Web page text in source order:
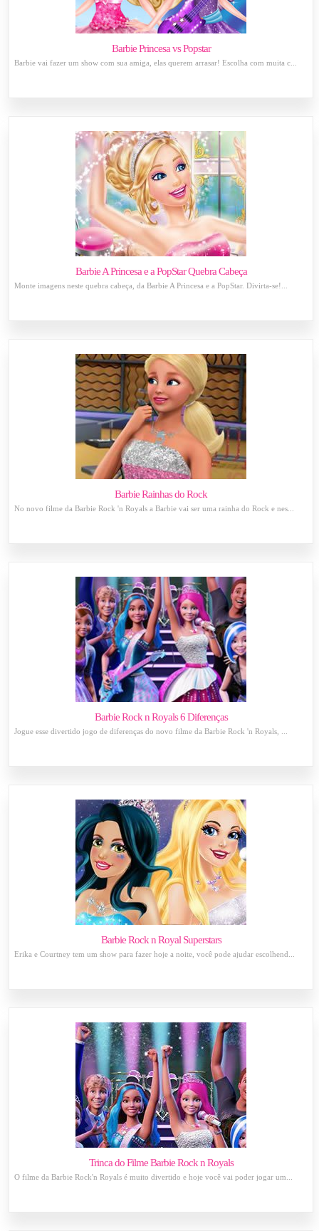
Barbie Princesa vs Popstar
Barbie vai fazer um show com sua amiga, elas querem arrasar! Escolha com muita c...
Barbie A Princesa e a PopStar Quebra Cabeça
Monte imagens neste quebra cabeça, da Barbie A Princesa e a PopStar. Divirta-se!...
Barbie Rainhas do Rock
No novo filme da Barbie Rock 'n Royals a Barbie vai ser uma rainha do Rock e nes...
Barbie Rock n Royals 6 Diferenças
Jogue esse divertido jogo de diferenças do novo filme da Barbie Rock 'n Royals, ...
Barbie Rock n Royal Superstars
Erika e Courtney tem um show para fazer hoje a noite, você pode ajudar escolhend...
Trinca do Filme Barbie Rock n Royals
O filme da Barbie Rock'n Royals é muito divertido e hoje você vai poder jogar um...